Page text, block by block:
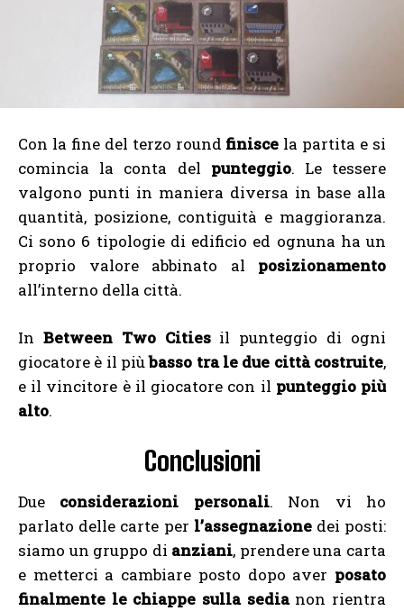
Con la fine del terzo round finisce la partita e si
comincia la conta del punteggio. Le tessere
valgono punti in maniera diversa in base alla
quantità, posizione, contiguità e maggioranza.
Ci sono 6 tipologie di edificio ed ognuna ha un
proprio valore abbinato al posizionamento
all’interno della città.
In Between Two Citiesil punteggio di ogni
giocatore è il piùbasso tra le due città costruite,
e il vincitore è il giocatore con il punteggio più
alto.
Conclusioni
Due considerazioni personali. Non vi ho
parlato delle carte per l’assegnazionedei posti:
siamo un gruppo di anziani, prendere una carta
e metterci a cambiare posto dopo aver posato
finalmente le chiappe sulla sedianon rientra